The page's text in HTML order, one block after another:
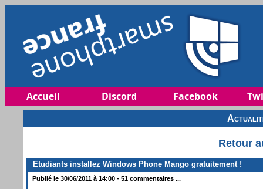
Accueil Discord Facebook
Retour
Etudiants installez Windows Phone Mango gratuitement !
Publié le 30/06/2011 à 14:00 - 51 commentaires ...